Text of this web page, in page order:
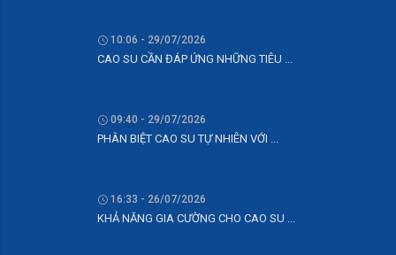
09:40 - 29/07/2026
16:33 - 26/07/2026
KHẢ NĂNG GIA CƯỜNG CHO CAO SU ...
10:25 - 23/07/2026